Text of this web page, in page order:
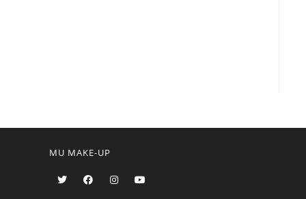
MU MAKE-UP